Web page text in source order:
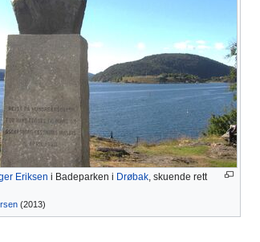
Eriksen i Badeparken i Drøbak , skuende rett
(2013)